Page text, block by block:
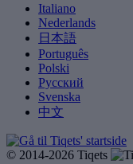
Italiano
Nederlands
日本語
Português
Polski
Русский
Svenska
中文
© 2014-2026 Tiqets